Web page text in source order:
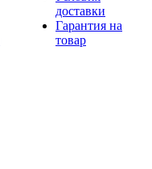
доставки
Гарантия на
товар